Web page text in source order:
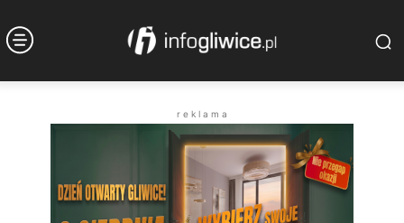
r e k l a m a